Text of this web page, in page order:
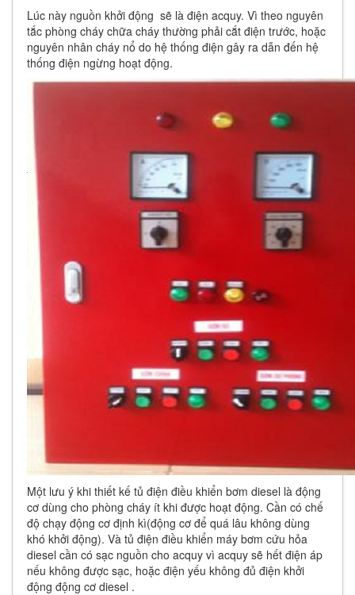
Lúc này nguồn khởi động sẽ là điện acquy. Vì theo nguyên
tắc phòng cháy chữa cháy thường phải cắt điện trước, hoặc
nguyên nhân cháy nổ do hệ thống điện gây ra dẫn đến hệ
thống điện ngừng hoạt động.
Một lưu ý khi thiết kế tủ điện điều khiển bơm diesel là động
cơ dùng cho phòng cháy ít khi được hoạt động. Cần có chế
độ chạy động cơ định kì(động cơ để quá lâu không dùng
khó khởi động). Và tủ điện điều khiển máy bơm cứu hỏa
diesel cần có sạc nguồn cho acquy vì acquy sẽ hết điện áp
nếu không được sạc, hoặc điện yếu không đủ điện khởi
động động cơ diesel .